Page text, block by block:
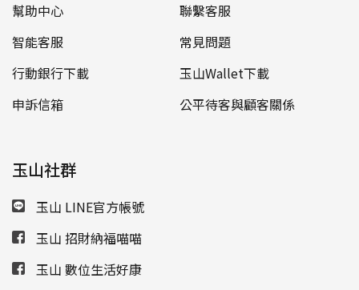
幫助中心
聯繫客服
智能客服
常見問題
行動銀行下載
玉山Wallet下載
申訴信箱
公平待客與顧客關係
玉山社群
玉山 LINE官方帳號
玉山 招財納福喵喵
玉山 數位生活好康